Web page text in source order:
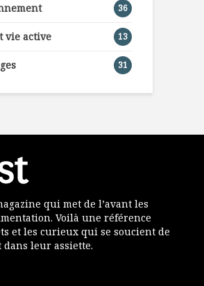
36
vie active 13
31
qui met de l’avant les
Voilà une référence
et les curieux qui se soucient de
dans leur assiette.